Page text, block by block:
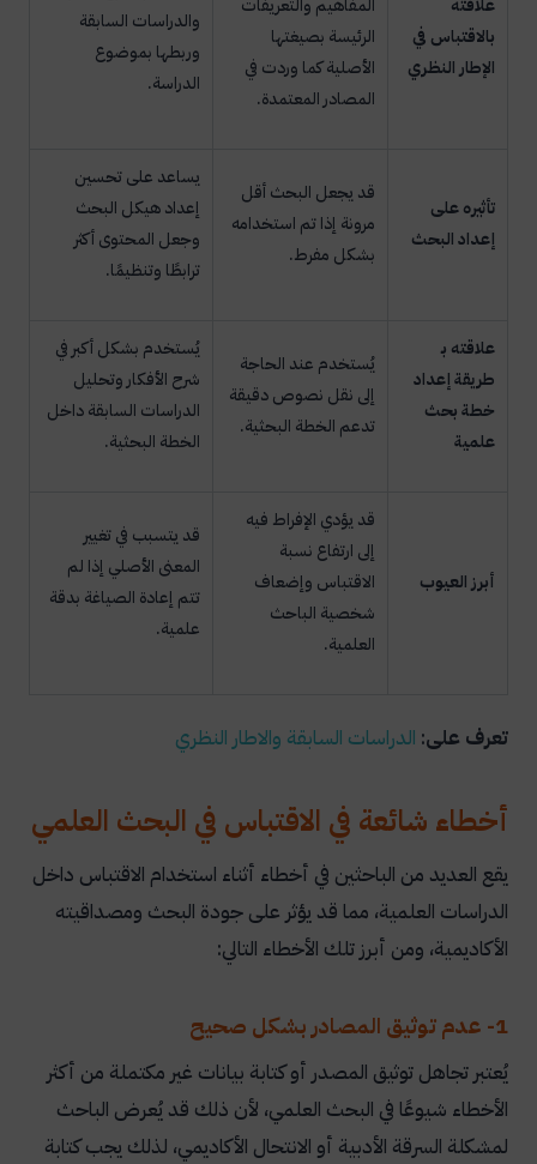
علاقته
بالاقتباس في
الإطار النظري
المفاهيم والتعريفات
الرئيسة بصيغتها
الأصلية كما وردت في
المصادر المعتمدة.
والدراسات السابقة
وربطها بموضوع
الدراسة.
تأثيره على
إعداد البحث
قد يجعل البحث أقل
مرونة إذا تم استخدامه
بشكل مفرط.
يساعد على تحسين
إعداد هيكل البحث
وجعل المحتوى أكثر
ترابطًا وتنظيمًا.
علاقته بـ
طريقة إعداد
خطة بحث
علمية
يُستخدم عند الحاجة
إلى نقل نصوص دقيقة
تدعم الخطة البحثية.
يُستخدم بشكل أكبر في
شرح الأفكار وتحليل
الدراسات السابقة داخل
الخطة البحثية.
أبرز العيوب
قد يؤدي الإفراط فيه
إلى ارتفاع نسبة
الاقتباس وإضعاف
شخصية الباحث
العلمية.
قد يتسبب في تغيير
المعنى الأصلي إذا لم
تتم إعادة الصياغة بدقة
علمية.
تعرف على: الدراسات السابقة والاطار النظري
أخطاء شائعة في الاقتباس في البحث العلمي
يقع العديد من الباحثين في أخطاء أثناء استخدام الاقتباس داخل
الدراسات العلمية، مما قد يؤثر على جودة البحث ومصداقيته
الأكاديمية، ومن أبرز تلك الأخطاء التالي:
1- عدم توثيق المصادر بشكل صحيح
يُعتبر تجاهل توثيق المصدر أو كتابة بيانات غير مكتملة من أكثر
الأخطاء شيوعًا في البحث العلمي، لأن ذلك قد يُعرض الباحث
لمشكلة السرقة الأدبية أو الانتحال الأكاديمي، لذلك يجب كتابة